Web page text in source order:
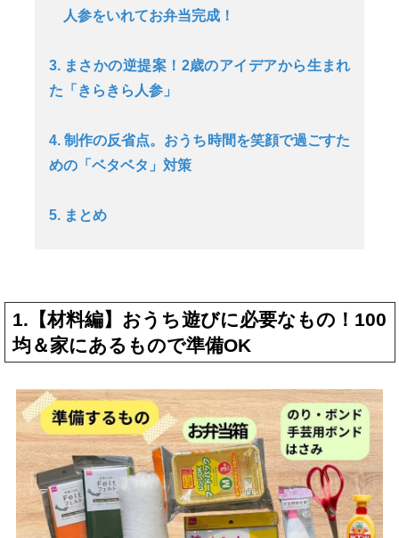
人参をいれてお弁当完成！
3. まさかの逆提案！2歳のアイデアから生まれ
た「きらきら人参」
4. 制作の反省点。おうち時間を笑顔で過ごすた
めの「ベタベタ」対策
5. まとめ
1.【材料編】おうち遊びに必要なもの！100
均＆家にあるもので準備OK